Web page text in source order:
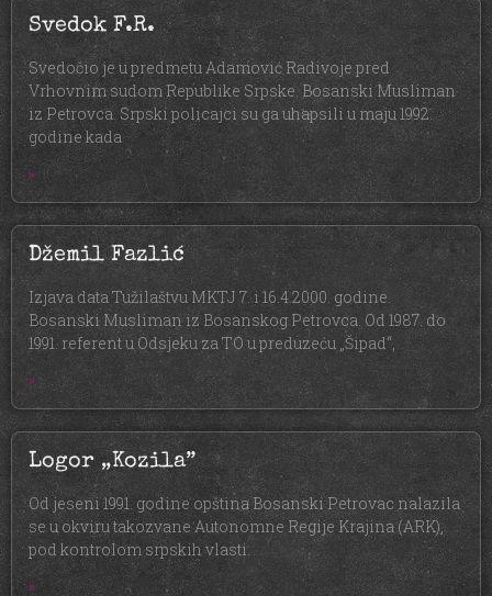
Svedok F.R.
Svedočio je u predmetu Adamović Radivoje pred
Vrhovnim sudom Republike Srpske. Bosanski Musliman
iz Petrovca. Srpski policajci su ga uhapsili u maju 1992.
godine kada
»
Džemil Fazlić
Izjava data Tužilaštvu MKTJ 7. i 16.4.2000. godine.
Bosanski Musliman iz Bosanskog Petrovca. Od 1987. do
1991. referent u Odsjeku za TO u preduzeću „Šipad“,
»
Logor „Kozila”
Od jeseni 1991. godine opština Bosanski Petrovac nalazila
se u okviru takozvane Autonomne Regije Krajina (ARK),
pod kontrolom srpskih vlasti.
»